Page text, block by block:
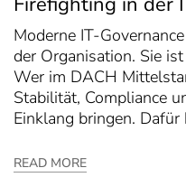
Moderne IT-
der Organisation. Sie
Wer im DACH
Stabilität, Compliance
Einklang bringen. Dafür
READ MORE